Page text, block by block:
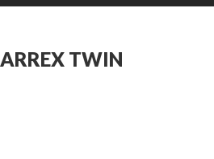
TWIN